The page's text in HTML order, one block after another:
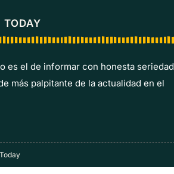
es el de informar con honesta seriedad
más palpitante de la actualidad en el